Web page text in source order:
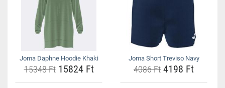
Joma Daphne Hoodie Khaki
15348 Ft15824 Ft
Joma Short Treviso Navy
4086 Ft 4198 Ft